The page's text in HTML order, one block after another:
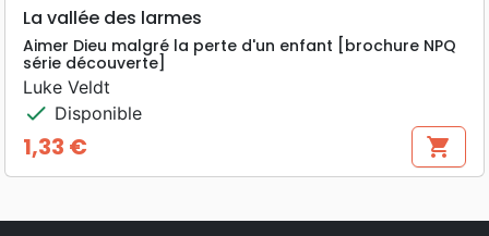
La vallée des larmes
Aimer Dieu malgré la perte d'un enfant [brochure NPQ
série découverte]
Luke Veldt
check Disponible
Prix
1,33 € shopping_cart